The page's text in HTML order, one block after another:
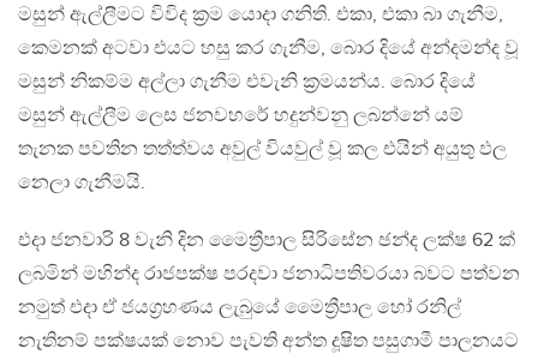
මසුන් ඇල්ලීමට විවිද ක්‍රම යොදා ගනිති. එකා, එකා බා ගැනීම‍,
කෙමනක් අටවා එයට හසු කර ගැනීම, බොර දියේ අන්දමන්ද වූ
මසුන් නිකම්ම අල්ලා ගැනීම එවැනි ක්‍රමයන්ය. බොර දියේ
මසුන් ඇල්ලීම ලෙස ජනවහරේ හදුන්වනු ලබන්නේ යම්
තැනක පවතින තත්ත්වය අවුල් වියවුල් වූ කල එයින් අයුතු ඵල
නෙලා ගැනීමයි.
එදා ජනවාරි 8 වැනි දින මෛත්‍රීපාල සිරිසේන ඡන්ද ලක්ෂ 62 ක්
ලබමින් මහින්ද රාජපක්ෂ පරදවා ජනාධිපතිවරයා බවට පත්වන
නමුත් එදා ඒ ජයග්‍රහණය ලැබුයේ මෛත්‍රීපාල හෝ රනිල්
නැතිනම් පක්ෂයක් නොව පැවති අන්ත දූෂිත පසුගාමී පාලනයට